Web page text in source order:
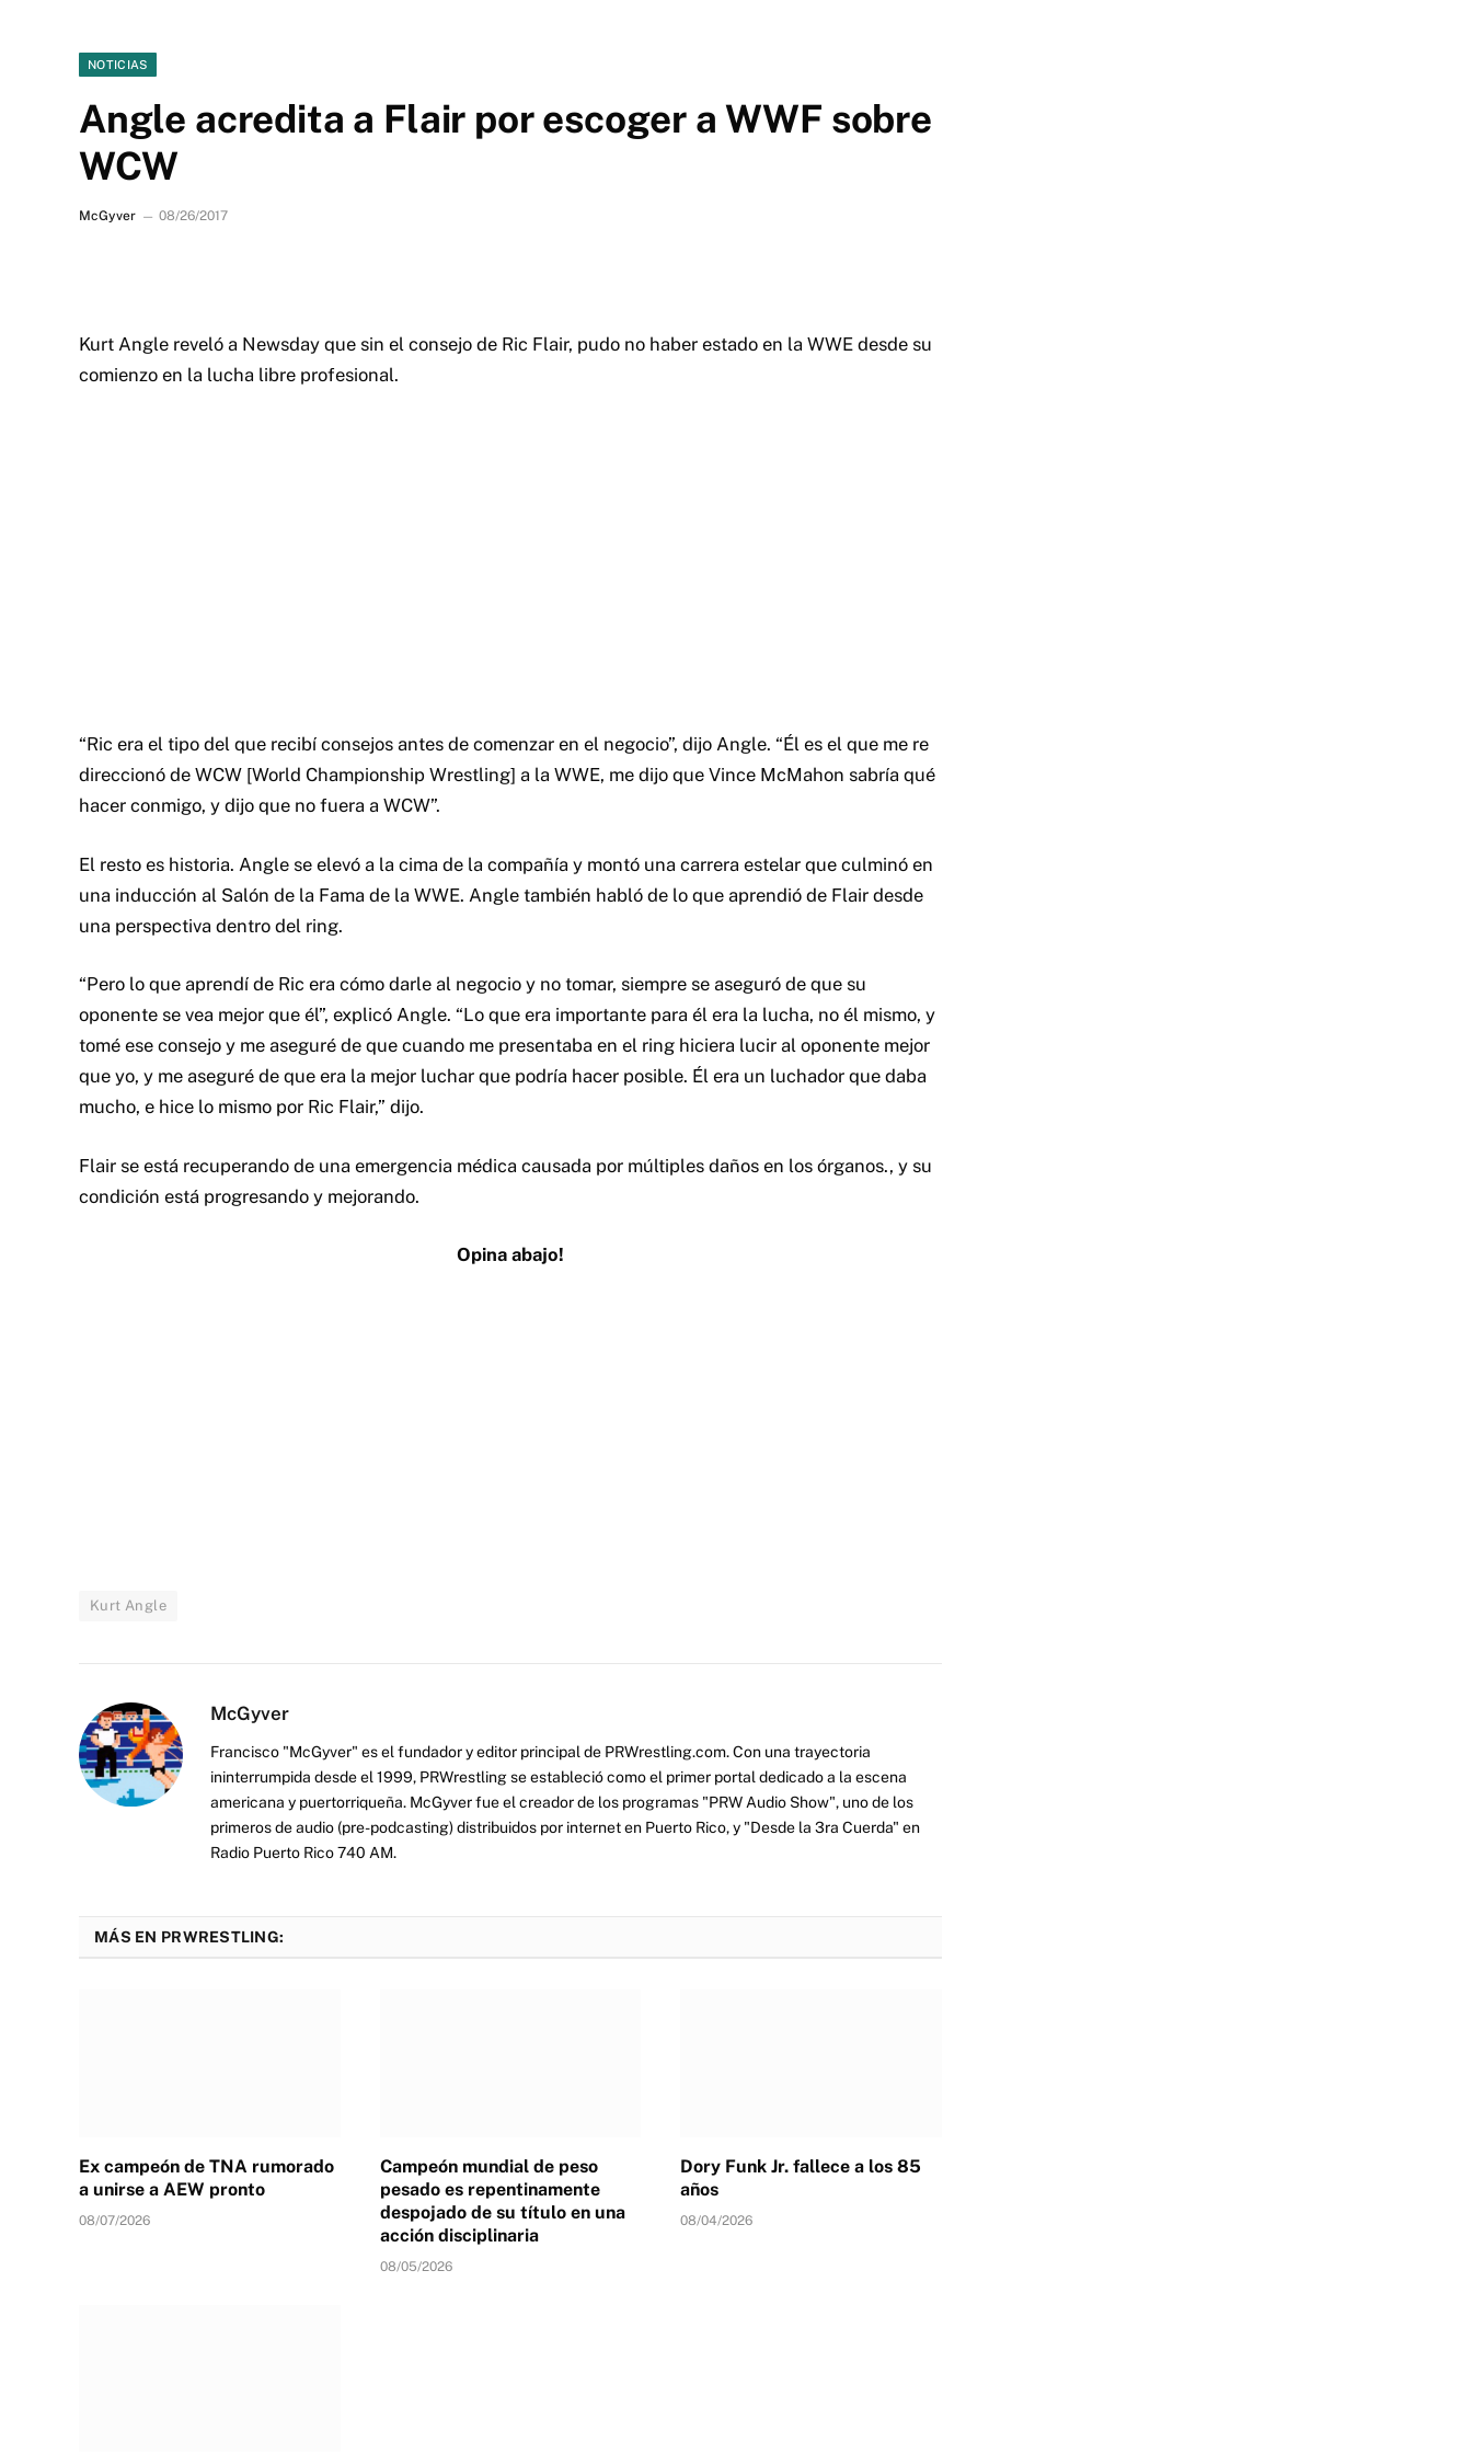
NOTICIAS
Angle acredita a Flair por escoger a WWF sobre
WCW
McGyver 08/26/2017
Kurt Angle reveló a Newsday que sin el consejo de Ric Flair, pudo no haber estado en la WWE desde su
comienzo en la lucha libre profesional.
“Ric era el tipo del que recibí consejos antes de comenzar en el negocio”, dijo Angle. “Él es el que me re
direccionó de WCW [World Championship Wrestling] a la WWE, me dijo que Vince McMahon sabría qué
hacer conmigo, y dijo que no fuera a WCW”.
El resto es historia. Angle se elevó a la cima de la compañía y montó una carrera estelar que culminó en
una inducción al Salón de la Fama de la WWE. Angle también habló de lo que aprendió de Flair desde
una perspectiva dentro del ring.
“Pero lo que aprendí de Ric era cómo darle al negocio y no tomar, siempre se aseguró de que su
oponente se vea mejor que él”, explicó Angle. “Lo que era importante para él era la lucha, no él mismo, y
tomé ese consejo y me aseguré de que cuando me presentaba en el ring hiciera lucir al oponente mejor
que yo, y me aseguré de que era la mejor luchar que podría hacer posible. Él era un luchador que daba
mucho, e hice lo mismo por Ric Flair,” dijo.
Flair se está recuperando de una emergencia médica causada por múltiples daños en los órganos., y su
condición está progresando y mejorando.
Opina abajo!
Kurt Angle
McGyver
Francisco "McGyver" es el fundador y editor principal de PRWrestling.com. Con una trayectoria
ininterrumpida desde el 1999, PRWrestling se estableció como el primer portal dedicado a la escena
americana y puertorriqueña. McGyver fue el creador de los programas "PRW Audio Show", uno de los
primeros de audio (pre-podcasting) distribuidos por internet en Puerto Rico, y "Desde la 3ra Cuerda" en
Radio Puerto Rico 740 AM.
MÁS EN PRWRESTLING:
Ex campeón de TNA rumorado
a unirse a AEW pronto
08/07/2026
Campeón mundial de peso
pesado es repentinamente
despojado de su título en una
acción disciplinaria
08/05/2026
Dory Funk Jr. fallece a los 85
años
08/04/2026